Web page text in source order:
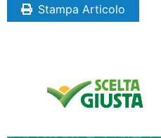
Stampa Articolo